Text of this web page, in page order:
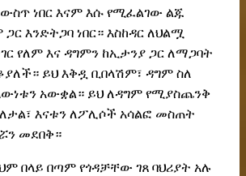
ነበር እናም እሱ የሚፈልገው ልጁ
እንድትጋባ ነበር። እስከዳር ለህልሟ
የለም እና ዳግምን ከኢታንያ ጋር ለማጋባት
ይህ እቅዷ ቢበላሽም፣ ዳግም ስለ
አውቋል። ይህ ለዳግም የሚያስጨንቅ
እናቱን ለፖሊሶች አሳልፎ መስጠት
መደበቅ።
በላይ በጣም የጎዳቻቸው ገጸ ባህሪያት አሉ